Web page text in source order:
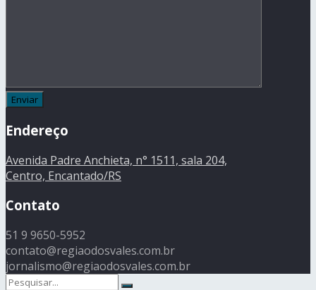
Endereço
Avenida Padre Anchieta, n° 1511, sala 204,
Centro, Encantado/RS
Contato
51 9 9650-5952
contato@regiaodosvales.com.br
jornalismo@regiaodosvales.com.br